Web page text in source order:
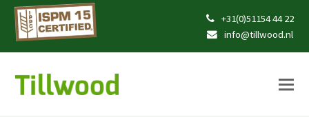
+31(0)51154 44 22
info@tillwood.nl